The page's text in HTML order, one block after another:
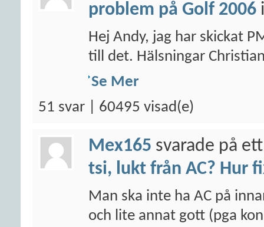
problem på Golf 2006
Hej Andy, jag har skickat
till det. Hälsningar
Se Mer
51 svar | 60495 visad(e)
Mex165 svarade på
tsi, lukt från AC? Hur
Man ska inte ha AC på
och lite annat gott (pga